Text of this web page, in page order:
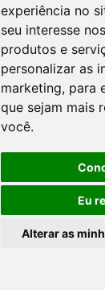
experiência no
seu interesse
produtos e
personalizar as
marketing, para
que sejam mais
você.
Eu
Alterar as